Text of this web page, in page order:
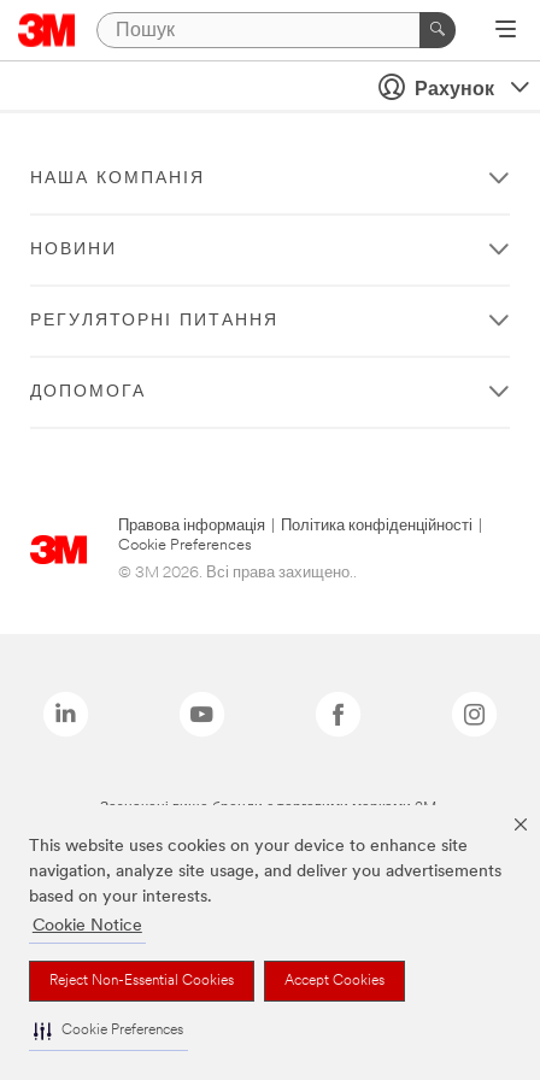
This website uses cookies on your device to enhance site
navigation, analyze site usage, and deliver you advertisements
based on your interests.
Cookie Notice
Reject Non-Essential Cookies Accept Cookies
Cookie Preferences
Рахунок
НАША КОМПАНІЯ
НОВИНИ
РЕГУЛЯТОРНІ ПИТАННЯ
ДОПОМОГА
Правова інформація Політика конфіденційності
Cookie Preferences
© 3M 2026. Всі права захищено..
Зазначені вище бренди є торговими марками 3M.